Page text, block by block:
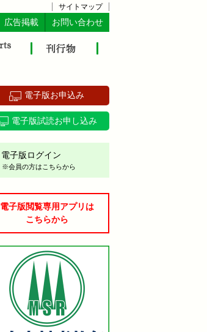
サイトマップ
広告掲載 お問い合わせ
電子版お申込み
電子版試読お申し込み
電子版ログイン
※会員の方はこちらから
電子版閲覧専用アプリは
こちらから